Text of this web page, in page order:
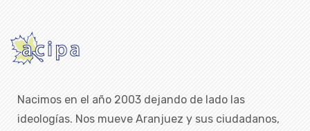
Nacimos en el año 2003 dejando de lado las
ideologías. Nos mueve Aranjuez y sus ciudadanos,